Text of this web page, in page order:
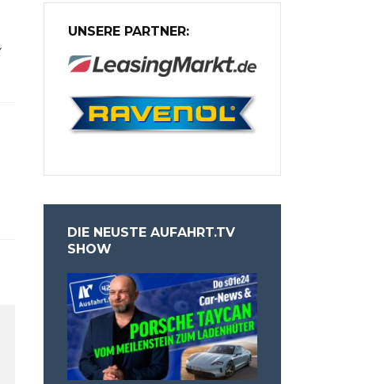
UNSERE PARTNER:
DIE NEUSTE AUFAHRT.TV
SHOW